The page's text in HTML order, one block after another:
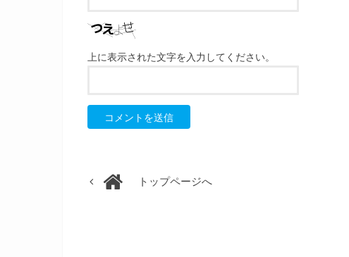
上に表示された文字を入力してください。
トップページへ